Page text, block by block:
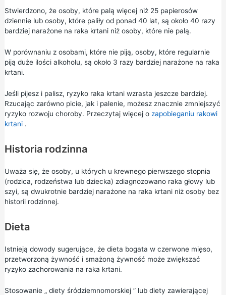
Stwierdzono, że osoby, które palą więcej niż 25 papierosów
dziennie lub osoby, które paliły od ponad 40 lat, są około 40 razy
bardziej narażone na raka krtani niż osoby, które nie palą.
W porównaniu z osobami, które nie piją, osoby, które regularnie
piją duże ilości alkoholu, są około 3 razy bardziej narażone na raka
krtani.
Jeśli pijesz i palisz, ryzyko raka krtani wzrasta jeszcze bardziej.
Rzucając zarówno picie, jak i palenie, możesz znacznie zmniejszyć
ryzyko rozwoju choroby. Przeczytaj więcej o zapobieganiu rakowi
krtani.
Historia rodzinna
Uważa się, że osoby, u których u krewnego pierwszego stopnia
(rodzica, rodzeństwa lub dziecka) zdiagnozowano raka głowy lub
szyi, są dwukrotnie bardziej narażone na raka krtani niż osoby bez
historii rodzinnej.
Dieta
Istnieją dowody sugerujące, że dieta bogata w czerwone mięso,
przetworzoną żywność i smażoną żywność może zwiększać
ryzyko zachorowania na raka krtani.
Stosowanie „ diety śródziemnomorskiej” lub diety zawierającej